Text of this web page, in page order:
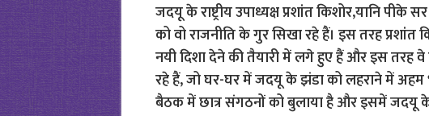
जदयू के राष्ट्रीय उपाध्यक्ष प्रशांत किशोर,यानि
को वो राजनीति के गुर सिखा रहे हैं। इस तरह प्रशांत
नयी दिशा देने की तैयारी में लगे हुए हैं और इस तरह
रहे हैं, जो घर-घर में जदयू के झंडा को लहराने में अहम
बैठक में छात्र संगठनों को बुलाया है और इसमें जदयू